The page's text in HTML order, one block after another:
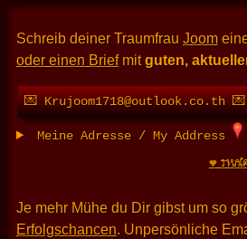
Schreib deiner Traumfrau Joom
oder einen Briefmitguten,
💌 Krujoom1718@outlook.co.th 💌
Meine Adresse / My Address
🧡
Je mehr Mühe du Dir gibst um so
Erfolgschancen. Unpersönliche